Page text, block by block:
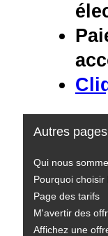
Autres pages
Qui nous
Pourquoi choisir
Page des tarifs
M'avertir des
Affichez une